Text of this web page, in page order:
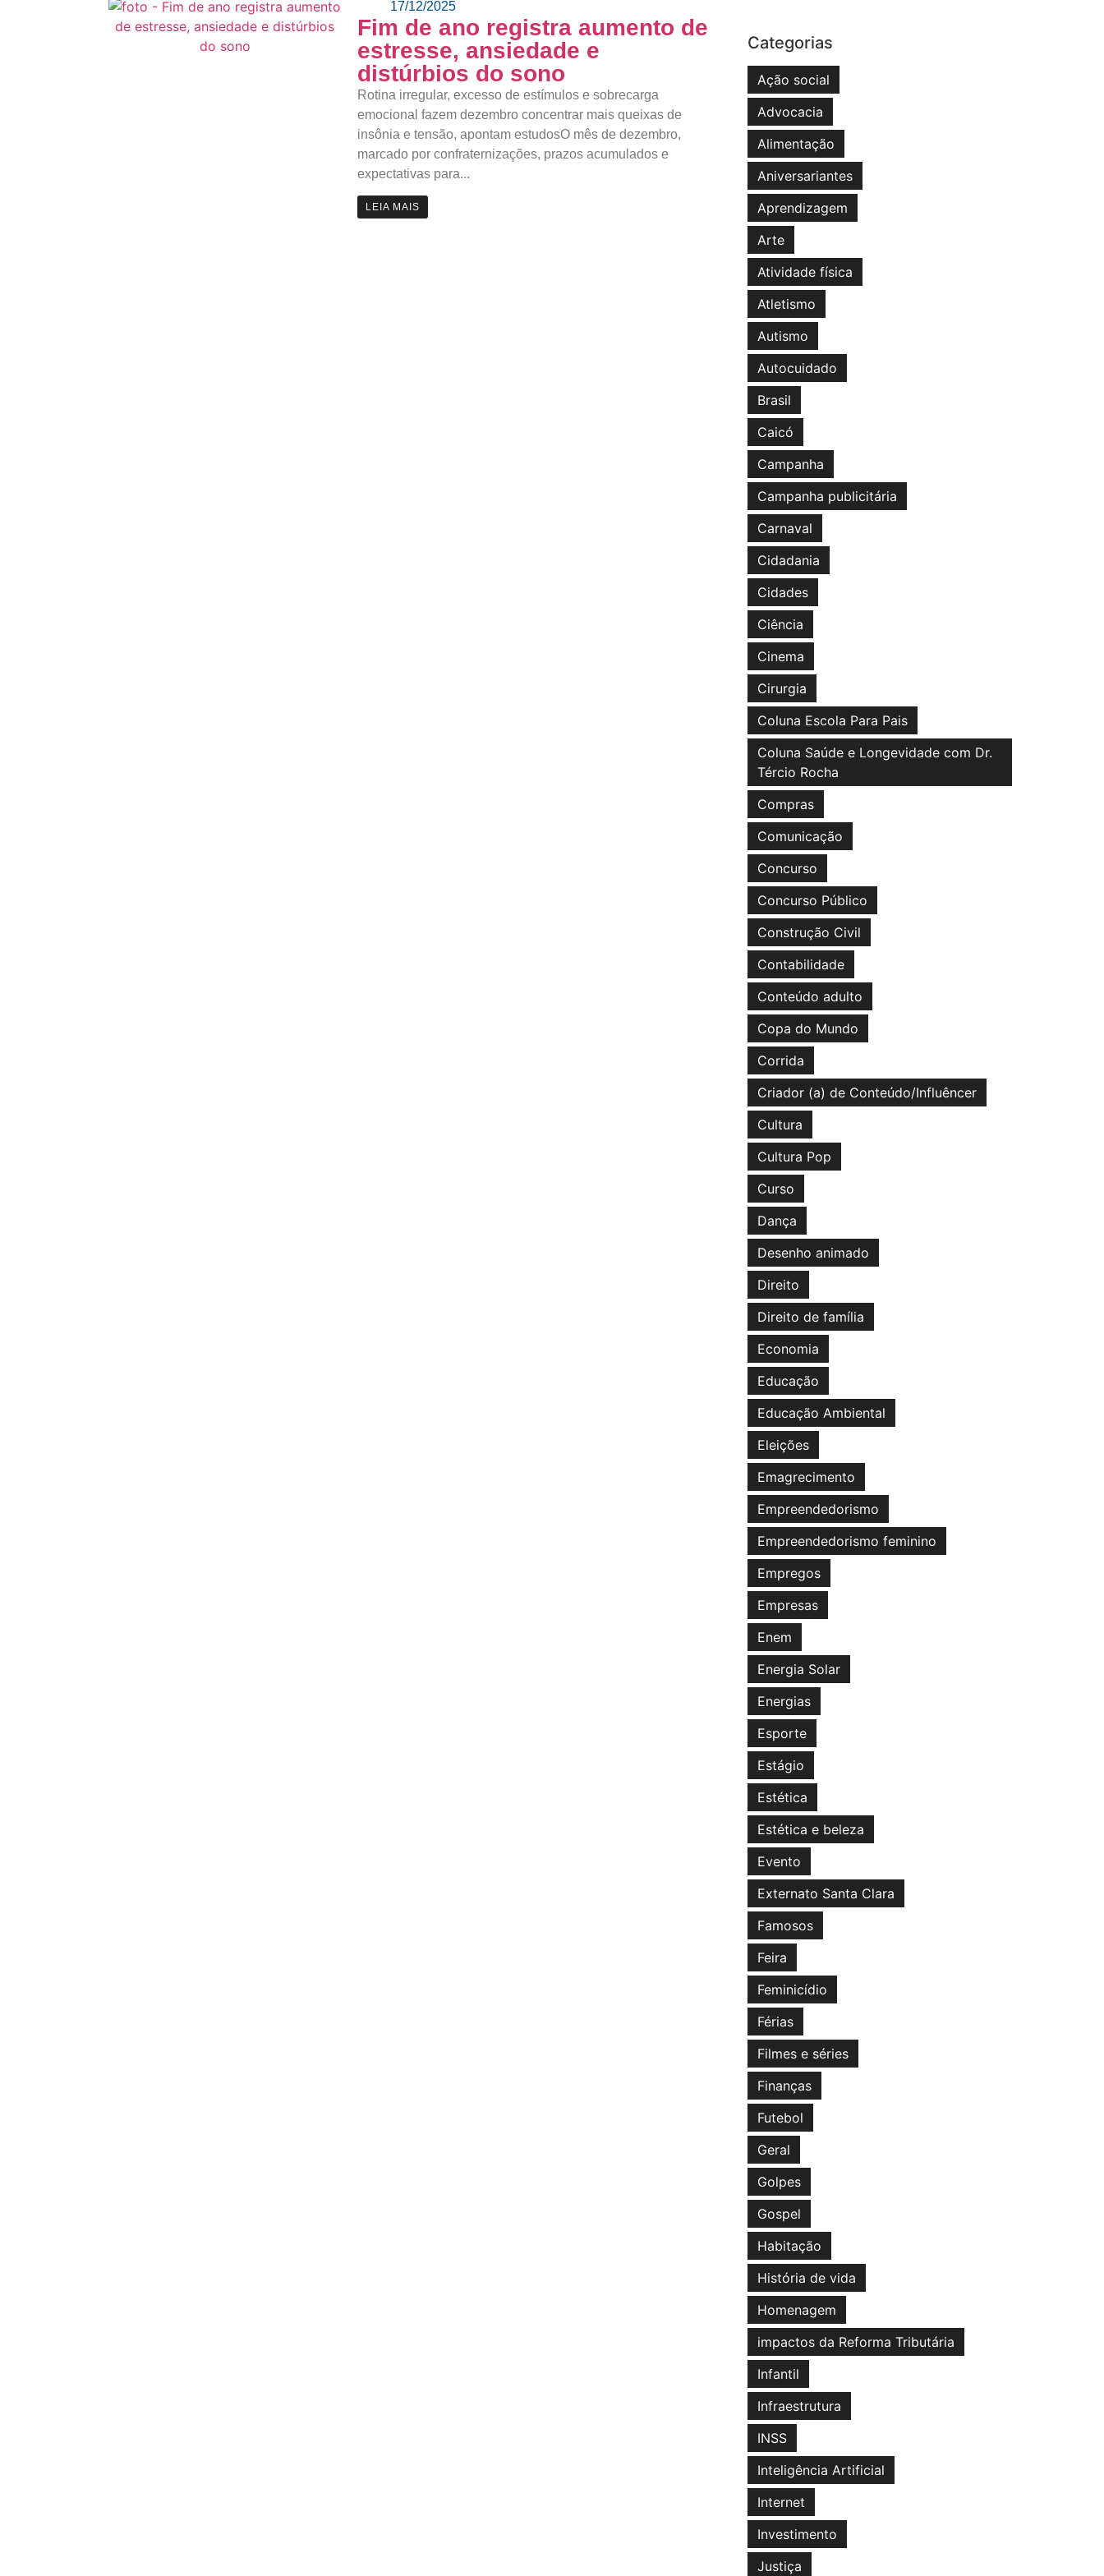
17/12/2025
Fim de ano registra aumento de
estresse, ansiedade e
distúrbios do sono
Rotina irregular, excesso de estímulos e sobrecarga
emocional fazem dezembro concentrar mais queixas de
insônia e tensão, apontam estudosO mês de dezembro,
marcado por confraternizações, prazos acumulados e
expectativas para...
LEIA MAIS
Categorias
Ação social
Advocacia
Alimentação
Aniversariantes
Aprendizagem
Arte
Atividade física
Atletismo
Autismo
Autocuidado
Brasil
Caicó
Campanha
Campanha publicitária
Carnaval
Cidadania
Cidades
Ciência
Cinema
Cirurgia
Coluna Escola Para Pais
Coluna Saúde e Longevidade com Dr.
Tércio Rocha
Compras
Comunicação
Concurso
Concurso Público
Construção Civil
Contabilidade
Conteúdo adulto
Copa do Mundo
Corrida
Criador (a) de Conteúdo/Influêncer
Cultura
Cultura Pop
Curso
Dança
Desenho animado
Direito
Direito de família
Economia
Educação
Educação Ambiental
Eleições
Emagrecimento
Empreendedorismo
Empreendedorismo feminino
Empregos
Empresas
Enem
Energia Solar
Energias
Esporte
Estágio
Estética
Estética e beleza
Evento
Externato Santa Clara
Famosos
Feira
Feminicídio
Férias
Filmes e séries
Finanças
Futebol
Geral
Golpes
Gospel
Habitação
História de vida
Homenagem
impactos da Reforma Tributária
Infantil
Infraestrutura
INSS
Inteligência Artificial
Internet
Investimento
Justiça